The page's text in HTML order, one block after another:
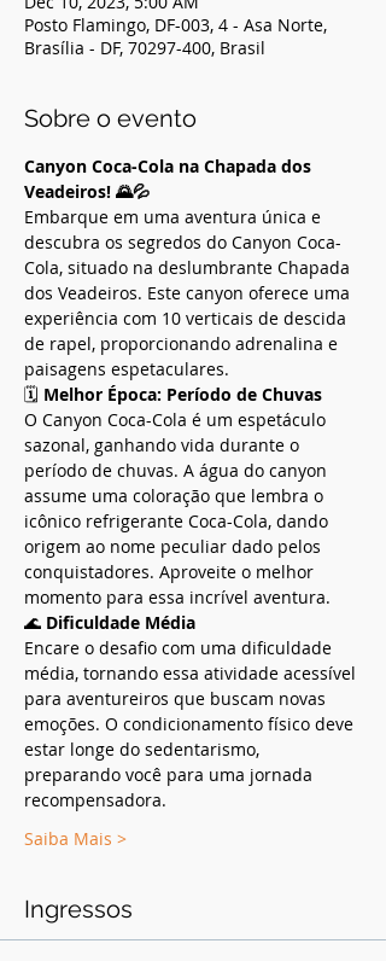
Posto Flamingo, DF-003, 4 - Asa Norte,
Brasília - DF, 70297-400, Brasil
Sobre o evento
Canyon Coca-Cola na Chapada dos
Veadeiros! 🌄💦
Embarque em uma aventura única e
descubra os segredos do Canyon Coca-
Cola, situado na deslumbrante Chapada
dos Veadeiros. Este canyon oferece uma
experiência com 10 verticais de descida
de rapel, proporcionando adrenalina e
paisagens espetaculares.
🗓️ Melhor Época: Período de Chuvas
O Canyon Coca-Cola é um espetáculo
sazonal, ganhando vida durante o
período de chuvas. A água do canyon
assume uma coloração que lembra o
icônico refrigerante Coca-Cola, dando
origem ao nome peculiar dado pelos
conquistadores. Aproveite o melhor
momento para essa incrível aventura.
🌊 Dificuldade Média
Encare o desafio com uma dificuldade
média, tornando essa atividade acessível
para aventureiros que buscam novas
emoções. O condicionamento físico deve
estar longe do sedentarismo,
preparando você para uma jornada
recompensadora.
Saiba Mais >
Ingressos